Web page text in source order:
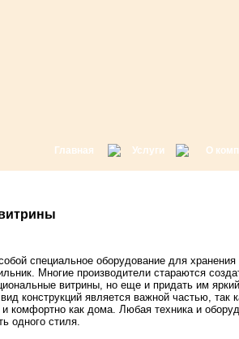
Главная Услуги О
специальное оборудование для
Многие производители стараются
витрины, но еще и придать им
конструкций является важной частью, так
комфортно как дома. Любая техника и
одного стиля.